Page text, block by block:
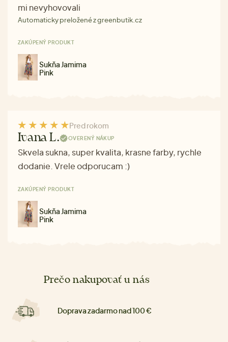
mi nevyhovovali
Automaticky preložené z greenbutik.cz
ZAKÚPENÝ PRODUKT
Sukňa Jamima
Pink
Pred rokom
Ivana L. OVERENÝ NÁKUP
Skvela sukna, super kvalita, krasne farby, rychle
dodanie. Vrele odporucam :)
ZAKÚPENÝ PRODUKT
Sukňa Jamima
Pink
Prečo nakupovať u nás
Doprava zadarmo nad 100 €